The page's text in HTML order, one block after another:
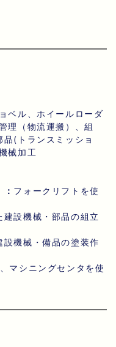
ベル、ホイールローダ
理（物流運搬）、組
(トランスミッショ
械加工
フォークリフトを使
設機械・部品の組立
設機械・備品の塗装作
マシニングセンタを使